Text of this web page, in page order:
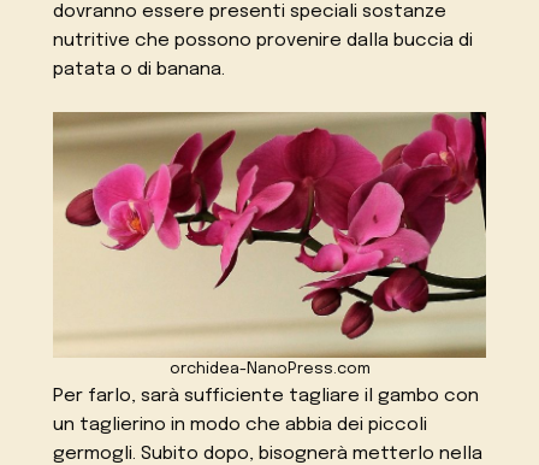
dovranno essere presenti speciali sostanze
nutritive che possono provenire dalla buccia di
patata o di banana.
orchidea-NanoPress.com
Per farlo, sarà sufficiente tagliare il gambo con
un taglierino in modo che abbia dei piccoli
germogli. Subito dopo, bisognerà metterlo nella